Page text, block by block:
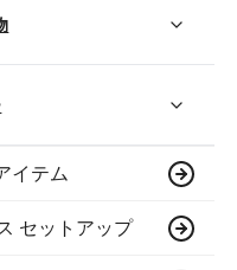
イテム
セットアップ